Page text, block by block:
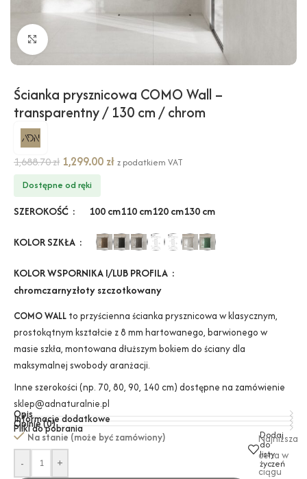
Kliknij, aby powiększyć
Ścianka prysznicowa COMO Wall –
transparentny / 130 cm / chrom
1,688.70zł 1,299.00 zł z podatkiem VAT
Dostępne od ręki
SZEROKOŚĆ 100 cm110 cm120 cm130 cm
KOLOR SZKŁA
KOLOR WSPORNIKA I/LUB PROFILA
chromczarnyzłoty szczotkowany
COMO WALL to przyścienna ścianka prysznicowa w klasycznym,
prostokątnym kształcie z 8 mm hartowanego, barwionego w
masie szkła, montowana dłuższym bokiem do ściany dla
maksymalnej swobody aranżacji.
Inne szerokości (np. 70, 80, 90, 140 cm) dostępne na zamówienie
sklep@adnaturalnie.pl
Opis
Informacje dodatkowe
Opinie (0)
Pliki do pobrania
Na stanie (może być zamówiony)
-
+
Dodaj
do
listy
życzeń
Najniższa
cena w
ciągu